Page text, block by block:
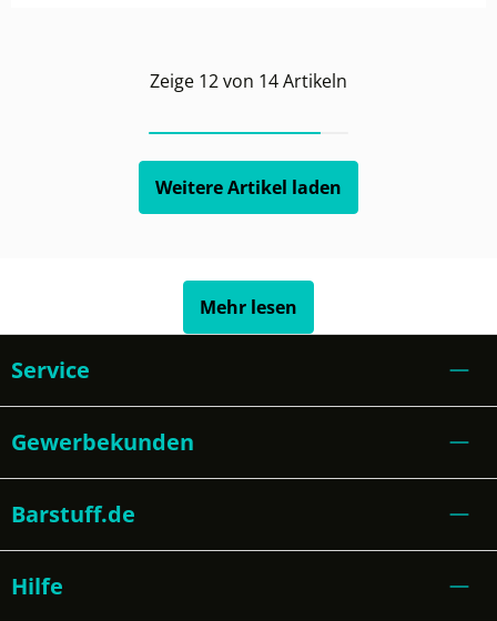
Zeige 12von 14Artikeln
Weitere Artikel laden
Mehr lesen
Service
Gewerbekunden
Barstuff.de
Hilfe